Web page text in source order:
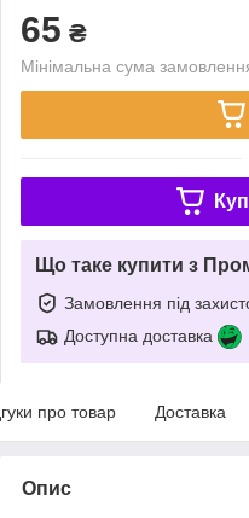
65 ₴
Мінімальна сума
Що таке купити з
Замовлення під
Доступна доставка
про товар Доставка
Опис